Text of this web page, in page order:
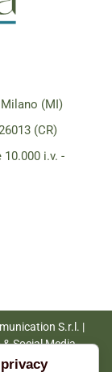
(MI)
(CR)
10.000 i.v. -
S.r.l. |
Social Media